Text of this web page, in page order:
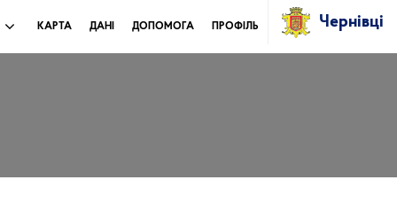
КАРТА ДАНІ ДОПОМОГА ПРОФІЛЬ Чернівці